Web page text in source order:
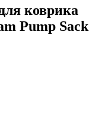
коврика
Pump Sack